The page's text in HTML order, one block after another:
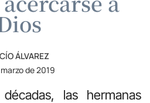
ÁLVAREZ
de 2019
las hermanas